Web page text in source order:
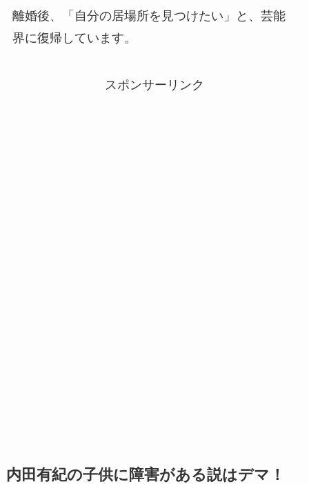
離婚後、「自分の居場所を見つけたい」と、芸能
界に復帰しています。
スポンサーリンク
内田有紀の子供に障害がある説はデマ！